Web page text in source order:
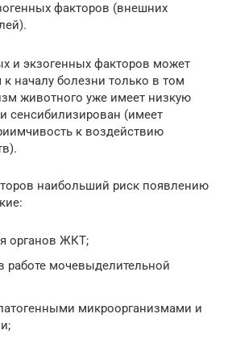
факторов (внешних
и экзогенных факторов может
началу болезни только в том
животного уже имеет низкую
сенсибилизирован (имеет
к воздействию
наибольший риск появлению
органов ЖКТ;
работе мочевыделительной
микроорганизмами и